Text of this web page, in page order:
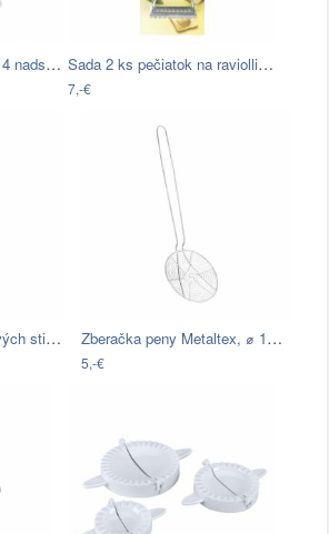
Zdobiace vrecúško so 4 nadstavcami… Sada 2 ks pečiatok na raviolli Metaltex…
7,-€
Sada 2 bielych plastových stierok… Zberačka peny Metaltex, ⌀ 14 cm
5,-€